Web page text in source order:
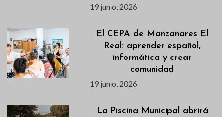
19 junio, 2026
El CEPA de Manzanares El
Real: aprender español,
informática y crear
comunidad
19 junio, 2026
La Piscina Municipal abrirá